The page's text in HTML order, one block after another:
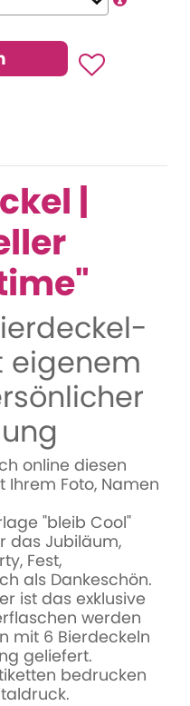
|
eigenem
online diesen
Foto, Namen
"bleib Cool"
das Jubiläum,
Fest,
als Dankeschön.
ist das exklusive
werden
mit 6 Bierdeckeln
geliefert.
bedrucken